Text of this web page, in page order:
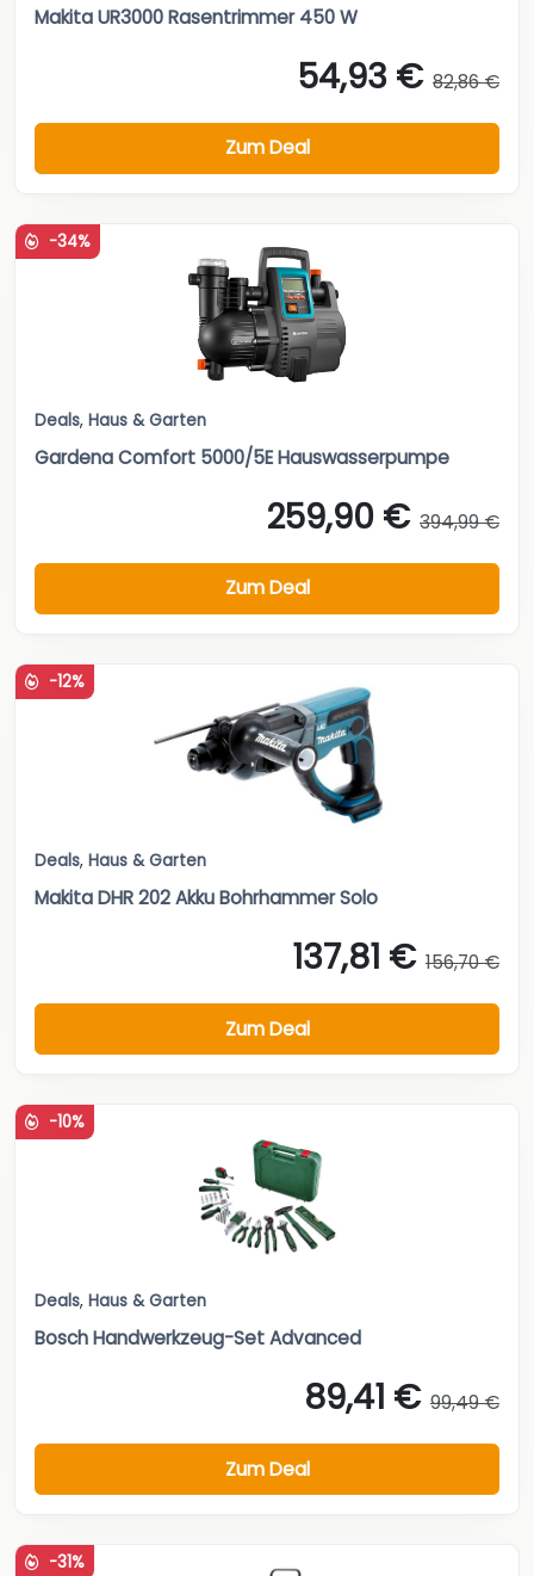
Makita UR3000 Rasentrimmer 450 W
54,93 € 82,86 €
Zum Deal
-34%
Deals, Haus & Garten
Gardena Comfort 5000/5E Hauswasserpumpe
259,90 € 394,99 €
Zum Deal
-12%
Deals, Haus & Garten
Makita DHR 202 Akku Bohrhammer Solo
137,81 € 156,70 €
Zum Deal
-10%
Deals, Haus & Garten
Bosch Handwerkzeug-Set Advanced
89,41 € 99,49 €
Zum Deal
-31%